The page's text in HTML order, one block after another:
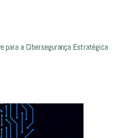
para a Cibersegurança Estratégica